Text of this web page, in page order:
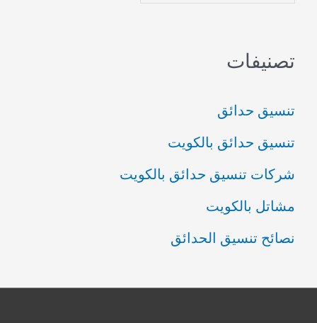
تصنيفات
تنسيق حدائق
تنسيق حدائق بالكويت
شركات تنسيق حدائق بالكويت
مشاتل بالكويت
نصائح تنسيق الحدائق